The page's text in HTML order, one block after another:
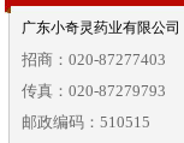
广东小奇灵药业有限公司
招商：020-87277403
传真：020-87279793
邮政编码：510515